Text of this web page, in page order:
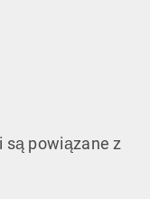
powiązane z